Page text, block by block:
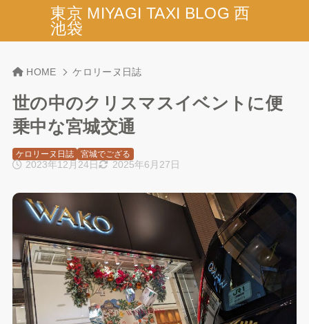
東京 MIYAGI TAXI BLOG 西
池袋
HOME ケロリーヌ日誌
世の中のクリスマスイベントに便
乗中な宮城交通
2023年12月24日 2025年6月27日
ケロリーヌ日誌 宮城でござる